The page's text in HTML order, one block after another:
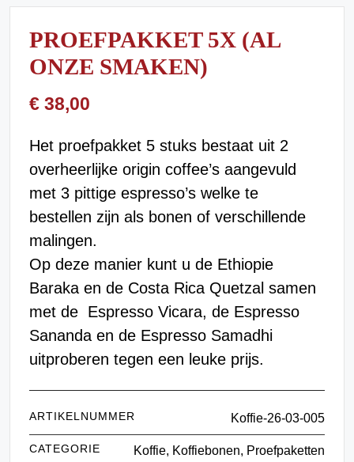
PROEFPAKKET 5X (AL
ONZE SMAKEN)
€ 38,00
Het proefpakket 5 stuks bestaat uit 2
overheerlijke origin coffee’s aangevuld
met 3 pittige espresso’s welke te
bestellen zijn als bonen of verschillende
malingen.
Op deze manier kunt u de Ethiopie
Baraka en de Costa Rica Quetzal samen
met de Espresso Vicara, de Espresso
Sananda en de Espresso Samadhi
uitproberen tegen een leuke prijs.
ARTIKELNUMMER Koffie-26-03-005
CATEGORIE Koffie, Koffiebonen, Proefpaketten